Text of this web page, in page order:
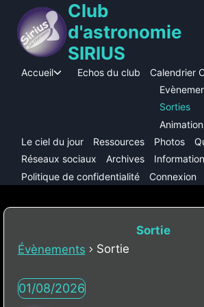
contenu
Club
d'astronomie
SIRIUS
Accueil
Ouvrir/fermer
Echos du club Calendrier
Sorties
Le ciel du jour
Ressources Photos
Réseaux sociaux
Archives
Politique de confidentialité
Connexion
Sortie
Évènements
Sortie
Évènements
01/08/2026